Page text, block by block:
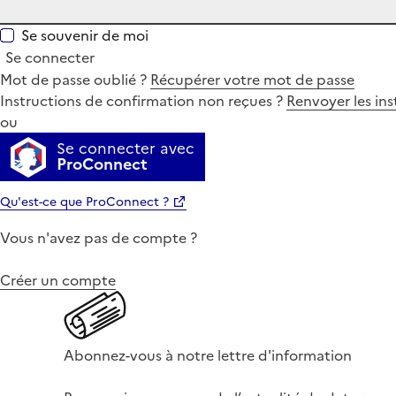
Se souvenir de moi
Se connecter
Mot de passe oublié ? Récupérer votre mot de passe
Instructions de confirmation non reçues ? Renvoyer les
ou
Se connecter avec
ProConnect
Qu'est-ce que ProConnect ?
Vous n'avez pas de compte ?
Créer un compte
Abonnez-vous à notre lettre d'information